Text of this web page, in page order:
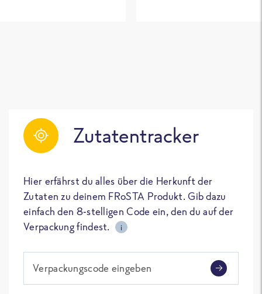
Zutatentracker
Hier erfährst du alles über die Herkunft der
Zutaten zu deinem FRoSTA Produkt. Gib dazu
einfach den 8-stelligen Code ein, den du auf der
Verpackung findest.
i
Verpackungscode eingeben